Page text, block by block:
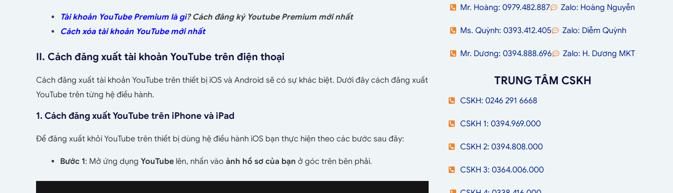
Tài khoản YouTube Premium là gì? Cách đăng ký Youtube Premium mới nhất
Cách xóa tài khoản YouTube mới nhất
II. Cách đăng xuất tài khoản YouTube trên điện thoại
Cách đăng xuất tài khoản YouTube trên thiết bị iOS và Android sẽ có sự khác biệt. Dưới đây cách đăng xuất
YouTube trên từng hệ điều hành.
1. Cách đăng xuất YouTube trên iPhone và iPad
Để đăng xuất khỏi YouTube trên thiết bị dùng hệ điều hành iOS bạn thực hiện theo các bước sau đây:
Bước 1: Mở ứng dụng YouTube lên, nhấn vào ảnh hồ sơ của bạn ở góc trên bên phải.
Mr. Hoàng: 0979.482.887 Zalo: Hoàng Nguyễn
Ms. Quỳnh: 0393.412.405 Zalo: Diễm Quỳnh
Mr. Dương: 0394.888.696 Zalo: H. Dương MKT
TRUNG TÂM CSKH
CSKH: 0246 291 6668
CSKH 1: 0394.969.000
CSKH 2: 0394.808.000
CSKH 3: 0364.006.000